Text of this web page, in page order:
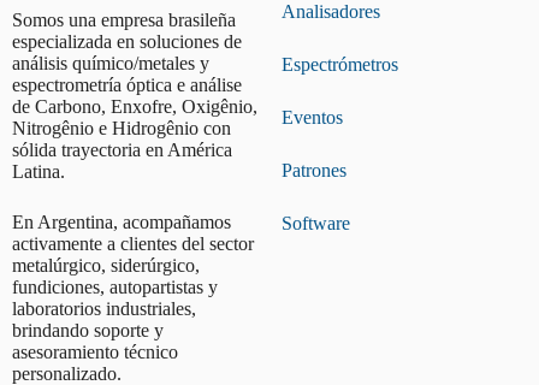
Somos una empresa brasileña
especializada en soluciones de
análisis químico/metales y
espectrometría óptica e análise
de Carbono, Enxofre, Oxigênio,
Nitrogênio e Hidrogênio con
sólida trayectoria en América
Latina.
En Argentina, acompañamos
activamente a clientes del sector
metalúrgico, siderúrgico,
fundiciones, autopartistas y
laboratorios industriales,
brindando soporte y
asesoramiento técnico
personalizado.
Analisadores
Espectrómetros
Eventos
Patrones
Software